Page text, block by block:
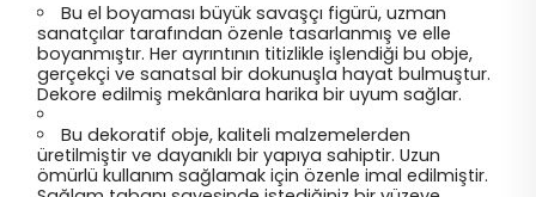
Bu el boyaması büyük savaşçı figürü, uzman
sanatçılar tarafından özenle tasarlanmış ve elle
boyanmıştır. Her ayrıntının titizlikle işlendiği bu obje,
gerçekçi ve sanatsal bir dokunuşla hayat bulmuştur.
Dekore edilmiş mekânlara harika bir uyum sağlar.
Bu dekoratif obje, kaliteli malzemelerden
üretilmiştir ve dayanıklı bir yapıya sahiptir. Uzun
ömürlü kullanım sağlamak için özenle imal edilmiştir.